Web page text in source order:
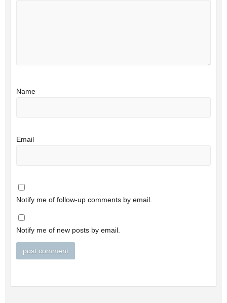
Name
Email
Notify me of follow-up comments by email.
Notify me of new posts by email.